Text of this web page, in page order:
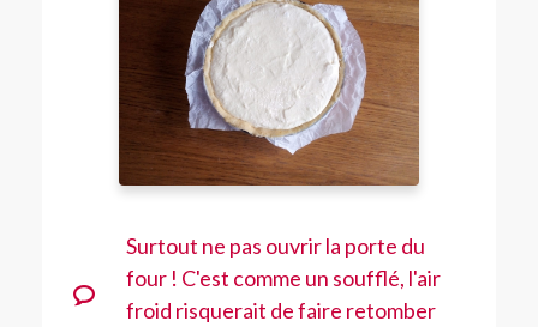
Surtout ne pas ouvrir la porte du
four ! C'est comme un soufflé, l'air
froid risquerait de faire retomber